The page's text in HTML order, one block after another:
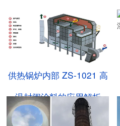
供热锅炉内部 ZS-1021 高
温封闭涂料的应用解析